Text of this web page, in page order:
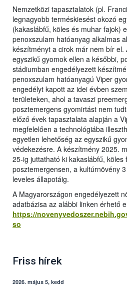
Nemzetközi tapasztalatok (pl.
legnagyobb terméskiesést okozó
(kakaslábfű, köles és muhar fajok)
penoxszulam hatóanyag alkalmas
készítményt a cirok már nem bír el.
egyszikű gyomok ellen a későbbi,
stádiumban engedélyezett
penoxszulam hatóanyagú Viper
engedélyt kapott az idei évben
területeken, ahol a tavaszi
posztemergens gyomirtást nem
előző évek tapasztalata alapján a
megfelelően a technológiába
egyetlen lehetőség az egyszikű
védekezésre. A készítmény 2025.
25-ig juttatható ki kakaslábfű, köles
posztemergensen, a kultúrnövény
leveles állapotáig.
A Magyarországon engedélyezett
adatbázisa az alábbi linken érhető
https://
so
Friss hírek
2026. május 5, kedd